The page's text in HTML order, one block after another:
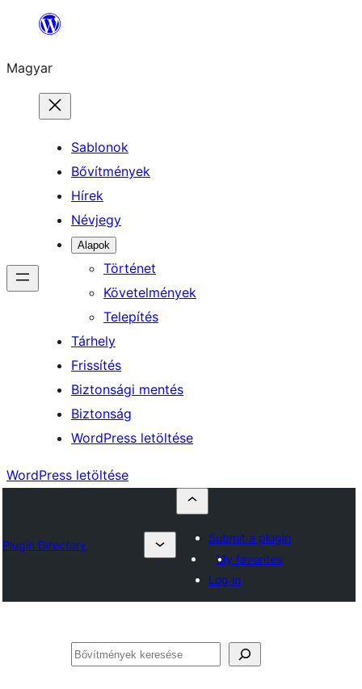
Ugrás
tartalomhoz
Magyar
Sablonok
Bővítmények
Hírek
Névjegy
Alapok
Történet
Követelmények
Telepítés
Tárhely
Frissítés
Biztonsági mentés
Biztonság
WordPress letöltése
WordPress letöltése
Plugin Directory
Submit a plugin
My favorites
Log in
Keresés